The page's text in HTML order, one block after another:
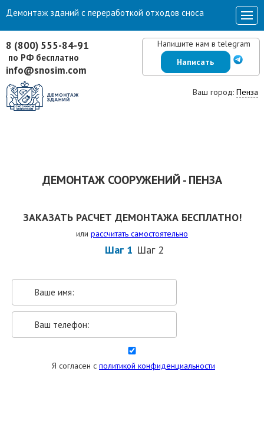
8 (800) 555-84-91
по РФ бесплатно
info@snosim.com
Напишите нам в telegram
Написать
Ваш город: Пенза
Демонтаж зданий с переработкой отходов сноса
ДЕМОНТАЖ СООРУЖЕНИЙ - ПЕНЗА
ЗАКАЗАТЬ РАСЧЕТ ДЕМОНТАЖА БЕСПЛАТНО!
или рассчитать самостоятельно
Шаг 1 Шаг 2
Я согласен с политикой конфиденциальности